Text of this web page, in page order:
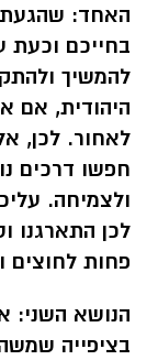
האחד:
בחייכם וכעת
להמשיך
היהודית, אם
לאחור. לכן,
חפשו דרכים
ולצמיחה.
לכן התארגנו
פחות לחוצים
הנושא השני:
בציפייה